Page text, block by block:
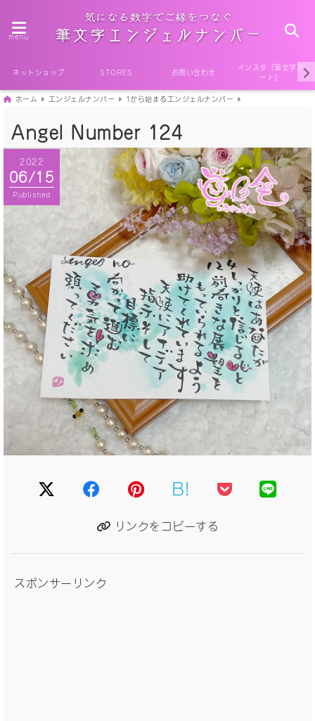
menu
ネットショップ STORES お問い合わせ
インスタ『筆文字ア
ート』
ホーム エンジェルナンバー 1から始まるエンジェルナンバー
Angel Number 124
2022
06/15
Published
B!
リンクをコピーする
スポンサーリンク